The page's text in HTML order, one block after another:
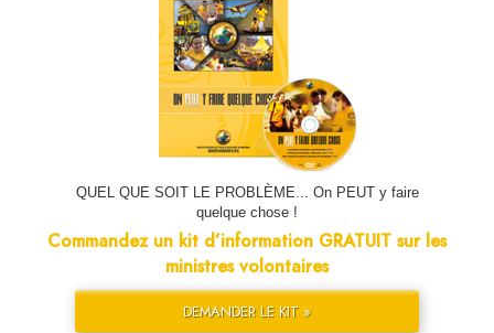
QUEL QUE SOIT LE PROBLÈME... On PEUT y faire
quelque chose !
Commandez un kit d’information GRATUIT sur les
ministres volontaires
DEMANDER LE KIT »